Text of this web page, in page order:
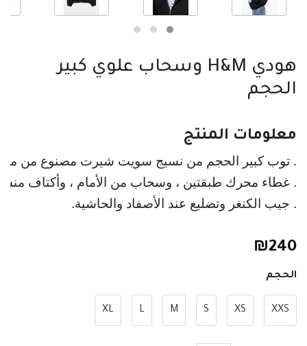
هودي H&M وسحاب علوي كبير
الحجم
معلومات المنتج
. توب كبير الحجم من نسيج سويت شيرت مصنوع من
. غطاء محرك طبقتين ، وسحاب من الأمام ، وأكتاف
. جيب الكنغر وتضليع عند الأصفاد والحاشية.
₪240
الحجم
XXS
XS
S
M
L
XL